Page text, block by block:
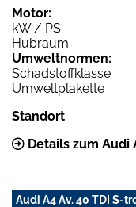
Motor:
kW / PS
Hubraum
Umweltnormen:
Schadstoffklasse
Umweltplakette
Standort
Details zum Audi
Audi A4 Av. 40 TDI S-